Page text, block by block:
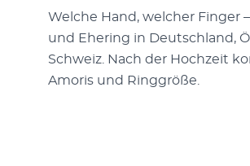
Welche Hand, welcher Finger
und Ehering in Deutschland,
Schweiz. Nach der Hochzeit
Amoris und Ringgröße.